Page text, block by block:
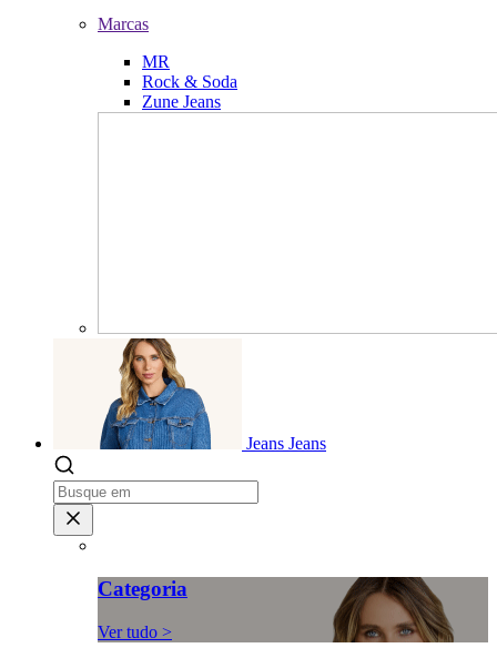
Marcas
MR
Rock & Soda
Zune Jeans
Jeans Jeans
Categoria
Ver tudo >